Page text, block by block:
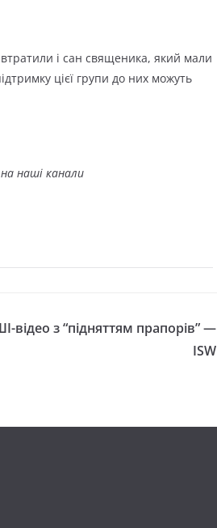
і сан священика, який мали
цієї групи до них можуть
наші канали
відео з “підняттям прапорів” —
ISW